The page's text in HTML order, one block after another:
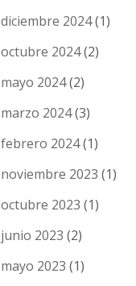
diciembre 2024(1)
octubre 2024(2)
mayo 2024(2)
marzo 2024(3)
febrero 2024(1)
noviembre 2023 (1)
octubre 2023 (1)
junio 2023 (2)
mayo 2023 (1)